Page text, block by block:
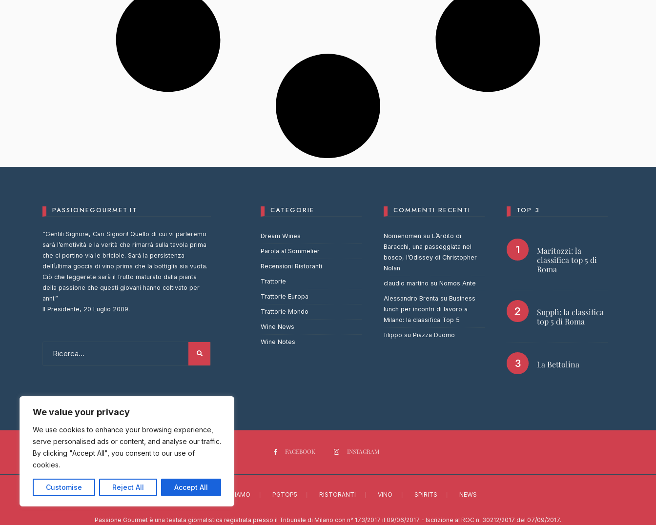
We value your privacy
We use cookies to enhance your browsing experience,
serve personalised ads or content, and analyse our traffic.
By clicking "Accept All", you consent to our use of
cookies.
Customise Reject All Accept All
PASSIONEGOURMET.IT
“Gentili Signore, Cari Signori! Quello di cui vi parleremo
sarà l’emotività e la verità che rimarrà sulla tavola prima
che ci portino via le briciole. Sarà la persistenza
dell’ultima goccia di vino prima che la bottiglia sia vuota.
Ciò che leggerete sarà il frutto maturato dalla pianta
della passione che questi giovani hanno coltivato per
anni.”
Il Presidente, 20 Luglio 2009.
CATEGORIE
Dream Wines
Parola al Sommelier
Recensioni Ristoranti
Trattorie
Trattorie Europa
Trattorie Mondo
Wine News
Wine Notes
COMMENTI RECENTI
Nomenomen su L’Ardito di
Baracchi, una passeggiata nel
bosco, l’Odissey di Christopher
Nolan
claudio martino su Nomos Ante
Alessandro Brenta su Business
lunch per incontri di lavoro a
Milano: la classifica Top 5
filippo su Piazza Duomo
TOP 3
Maritozzi: la
classifica top 5 di
Roma
Supplì: la classifica
top 5 di Roma
La Bettolina
FACEBOOK INSTAGRAM
CHI SIAMO PGTOP5 RISTORANTI VINO SPIRITS NEWS
Passione Gourmet è una testata giornalistica registrata presso il Tribunale di Milano con n° 173/2017 il 09/06/2017 - Iscrizione al ROC n. 30212/2017 del 07/09/2017.